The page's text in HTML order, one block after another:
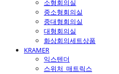
소형회의실
중소형회의실
중대형회의실
대형회의실
화상회의세트상품
KRAMER
익스텐더
스위처_매트릭스